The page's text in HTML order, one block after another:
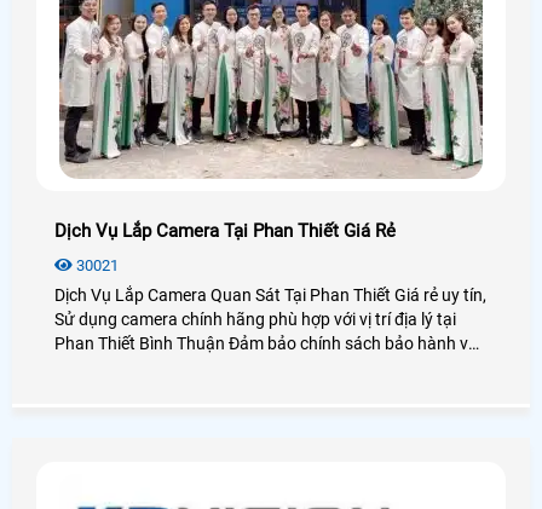
Dịch Vụ Lắp Camera Tại Phan Thiết Giá Rẻ
30021
Dịch Vụ Lắp Camera Quan Sát Tại Phan Thiết Giá rẻ uy tín,
Sử dụng camera chính hãng phù hợp với vị trí địa lý tại
Phan Thiết Bình Thuận Đảm bảo chính sách bảo hành và